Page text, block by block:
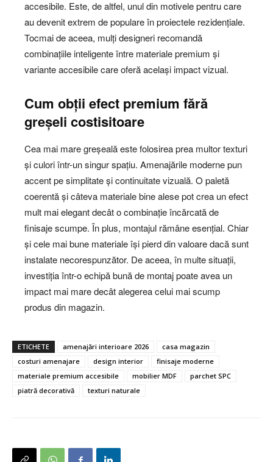
accesibile. Este, de altfel, unul din motivele pentru care
au devenit extrem de populare în proiectele rezidențiale.
Tocmai de aceea, mulți designeri recomandă
combinațiile inteligente între materiale premium și
variante accesibile care oferă același impact vizual.
Cum obții efect premium fără
greșeli costisitoare
Cea mai mare greșeală este folosirea prea multor texturi
și culori într-un singur spațiu. Amenajările moderne pun
accent pe simplitate și continuitate vizuală. O paletă
coerentă și câteva materiale bine alese pot crea un efect
mult mai elegant decât o combinație încărcată de
finisaje scumpe. În plus, montajul rămâne esențial. Chiar
și cele mai bune materiale își pierd din valoare dacă sunt
instalate necorespunzător. De aceea, în multe situații,
investiția într-o echipă bună de montaj poate avea un
impact mai mare decât alegerea celui mai scump
produs din magazin.
ETICHETE amenajări interioare 2026
casa magazin
costuri amenajare
design interior
finisaje moderne
materiale premium accesibile
mobilier MDF
parchet SPC
piatră decorativă
texturi naturale